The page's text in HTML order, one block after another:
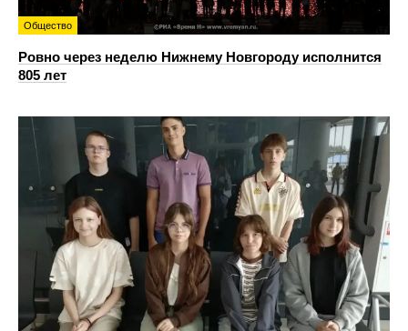
Общество
Ровно через неделю Нижнему Новгороду исполнится
805 лет